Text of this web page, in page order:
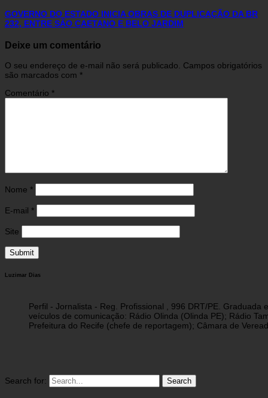
GOVERNO DO ESTADO INICIA OBRAS DE DUPLICAÇÃO DA BR
232, ENTRE SÃO CAETANO E BELO JARDIM
Deixe um comentário
O seu endereço de e-mail não será publicado. Campos obrigatórios
são marcados com *
Comentário *
Nome *
E-mail *
Site
Luzimar Dias
Perfil - Jornalista - Reg. Profissional , 996 DRT/PE.
veículos de comunicação: Rádio Olinda (Olinda PE); Rádio
Prefeitura do Recife (chefe de reportagem); Câmara de
Search for: